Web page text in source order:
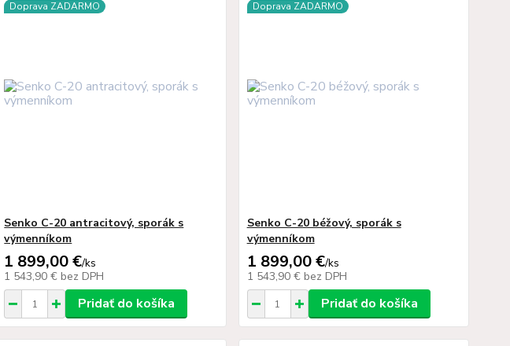
Doprava ZADARMO
Senko C-20 antracitový, sporák s
výmenníkom
1 899,00 €/ks
1 543,90 € bez DPH
Pridať do košíka
Doprava ZADARMO
Senko C-20 béžový, sporák s
výmenníkom
1 899,00 €/ks
1 543,90 € bez DPH
Pridať do košíka